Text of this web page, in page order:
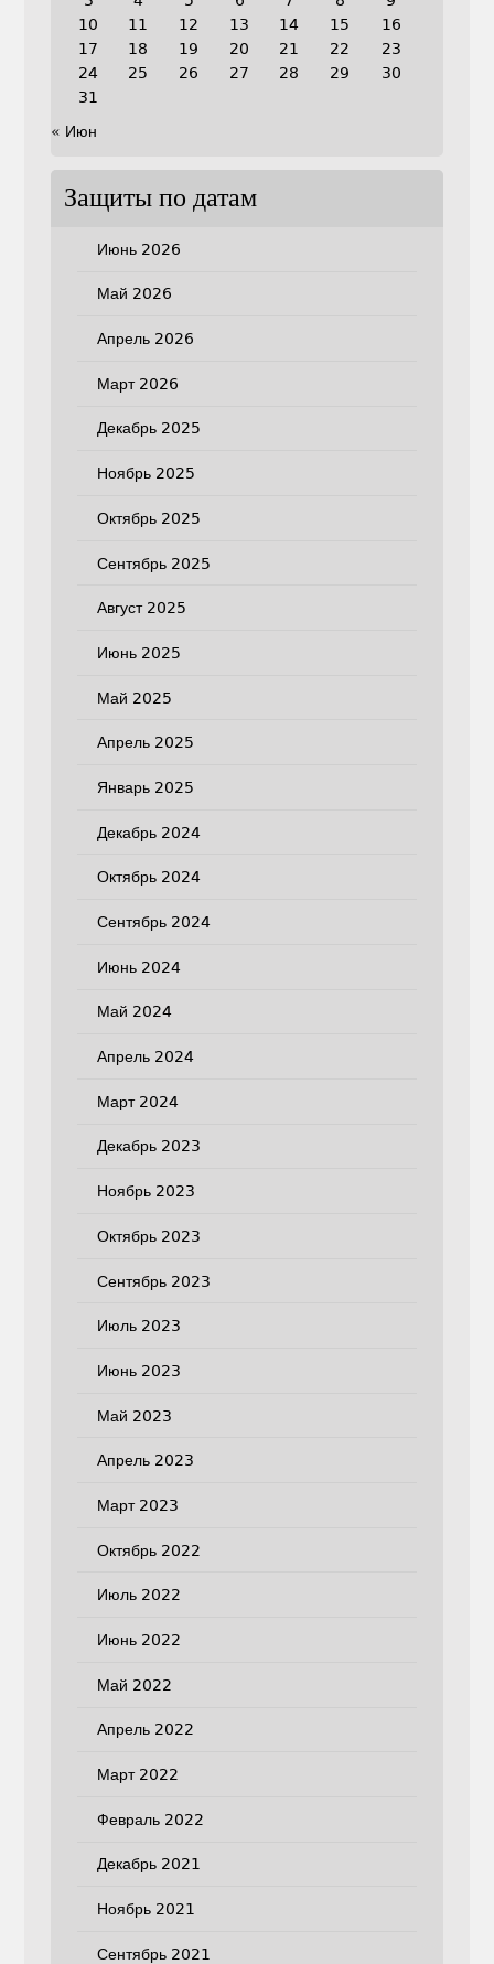
10
11 12 13 14 15
16
17
18 19 20 21 22
23
24
25 26 27 28 29
30
31
« Июн
Защиты по датам
Июнь 2026
Май 2026
Апрель 2026
Март 2026
Декабрь 2025
Ноябрь 2025
Октябрь 2025
Сентябрь 2025
Август 2025
Июнь 2025
Май 2025
Апрель 2025
Январь 2025
Декабрь 2024
Октябрь 2024
Сентябрь 2024
Июнь 2024
Май 2024
Апрель 2024
Март 2024
Декабрь 2023
Ноябрь 2023
Октябрь 2023
Сентябрь 2023
Июль 2023
Июнь 2023
Май 2023
Апрель 2023
Март 2023
Октябрь 2022
Июль 2022
Июнь 2022
Май 2022
Апрель 2022
Март 2022
Февраль 2022
Декабрь 2021
Ноябрь 2021
Сентябрь 2021